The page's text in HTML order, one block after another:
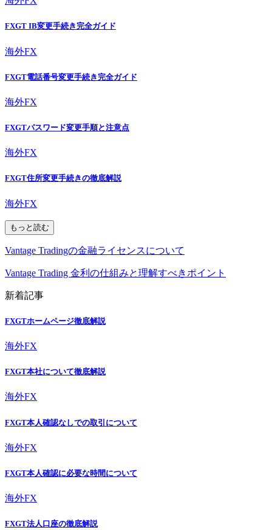
FXGT IB変更手続き完全ガイド
海外FX
FXGT電話番号変更手続き完全ガイド
海外FX
FXGTパスワード変更手順と注意点
海外FX
FXGT住所変更手続きの徹底解説
海外FX
もっと読む
Vantage Tradingの金融ライセンスについて
Vantage Trading 金利の仕組みと理解すべきポイント
新着記事
FXGTホームページ徹底解説
海外FX
FXGT本社について徹底解説
海外FX
FXGT本人確認なしでの取引について
海外FX
FXGT本人確認に必要な時間について
海外FX
FXGT法人口座の徹底解説